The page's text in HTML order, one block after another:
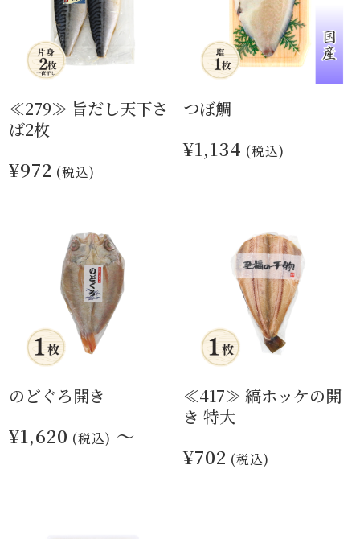
≪279≫ 旨だし天下さ
ば2枚
¥972 (税込)
つぼ鯛
¥1,134 (税込)
のどぐろ開き
¥1,620 (税込) ～
≪417≫ 縞ホッケの開
き 特大
¥702 (税込)